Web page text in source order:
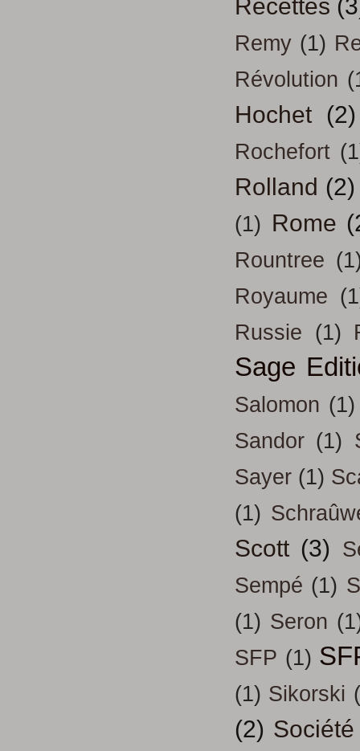
Recettes
Remy (1)
Révolution
Hochet (2)
Rochefort
Rolland (2)
(1) Rome
Rountree
Royaume
Russie (1)
Sage
Salomon (1)
Sandor (1)
Sayer (1)
(1)
Scott (3)
Sempé (1)
(1) Seron
SFP (1)
(1) Sikorski
(2) Société